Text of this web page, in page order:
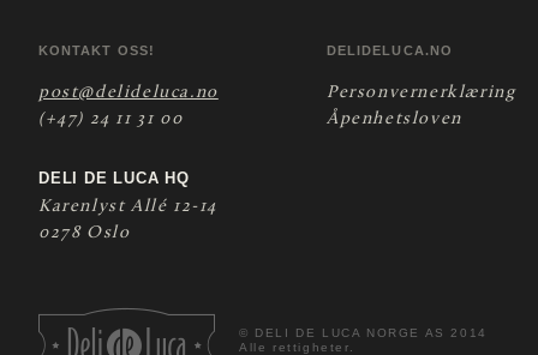
KONTAKT OSS!
post@delideluca.no
(+47) 24 11 31 00
DELI DE LUCA HQ
Karenlyst Allé 12-14
0278 Oslo
DELIDELUCA.NO
Personvernerklæring
Åpenhetsloven
© DELI DE LUCA NORGE AS 2014
Alle rettigheter.